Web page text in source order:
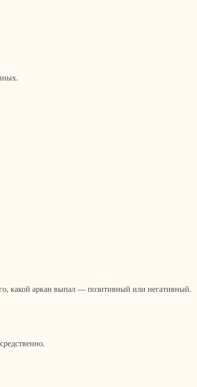
какой аркан выпал — позитивный или негативный.